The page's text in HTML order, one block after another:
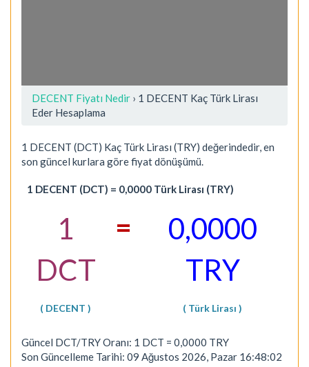
DECENT Fiyatı Nedir › 1 DECENT Kaç Türk Lirası
Eder Hesaplama
1 DECENT (DCT) Kaç Türk Lirası (TRY) değerindedir, en
son güncel kurlara göre fiyat dönüşümü.
1 DECENT (DCT) = 0,0000 Türk Lirası (TRY)
1
DCT
=
0,0000
TRY
( DECENT ) ( Türk Lirası )
Güncel DCT/TRY Oranı: 1 DCT = 0,0000 TRY
Son Güncelleme Tarihi: 09 Ağustos 2026, Pazar 16:48:02